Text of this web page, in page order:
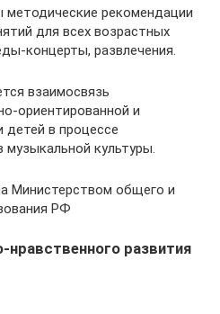
методические рекомендации
для всех возрастных
концерты, развлечения.
взаимосвязь
ориентированной и
детей в процессе
музыкальной культуры.
Министерством общего и
РФ
развития